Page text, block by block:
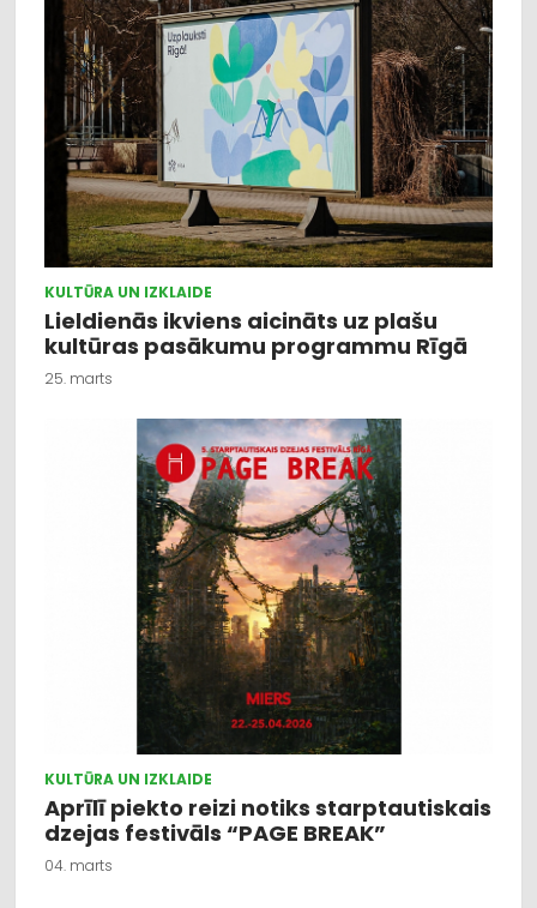
KULTŪRA UN IZKLAIDE
Lieldienās ikviens aicināts uz plašu
kultūras pasākumu programmu Rīgā
25. marts
KULTŪRA UN IZKLAIDE
Aprīlī piekto reizi notiks starptautiskais
dzejas festivāls “PAGE BREAK”
04. marts